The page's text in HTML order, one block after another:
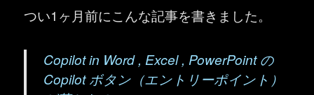
つい1ヶ月前にこんな記事を書きました。
Copilot in Word , Excel , PowerPoint の
Copilot ボタン（エントリーポイント）